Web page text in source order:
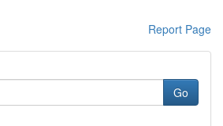
Report Page
Go